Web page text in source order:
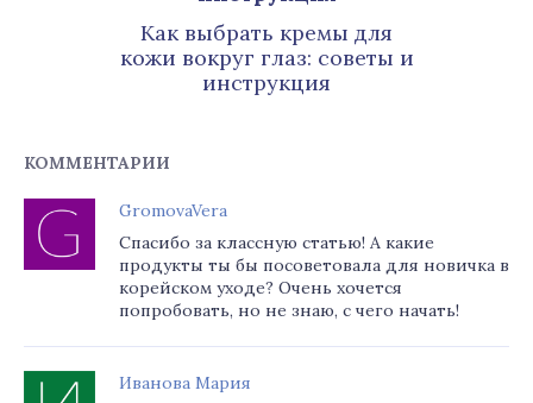
Как выбрать кремы для
кожи вокруг глаз: советы и
инструкция
КОММЕНТАРИИ
GromovaVera
Спасибо за классную статью! А какие
продукты ты бы посоветовала для новичка в
корейском уходе? Очень хочется
попробовать, но не знаю, с чего начать!
Иванова Мария